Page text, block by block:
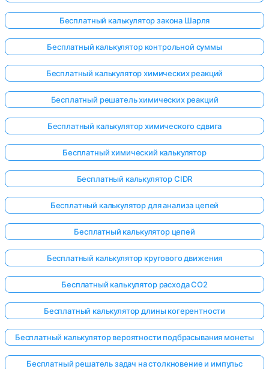
Бесплатный калькулятор закона Шарля
Бесплатный калькулятор контрольной суммы
Бесплатный калькулятор химических реакций
Бесплатный решатель химических реакций
Бесплатный калькулятор химического сдвига
Бесплатный химический калькулятор
Бесплатный калькулятор CIDR
Бесплатный калькулятор для анализа цепей
Бесплатный калькулятор цепей
Бесплатный калькулятор кругового движения
Бесплатный калькулятор расхода CO2
Бесплатный калькулятор длины когерентности
Бесплатный калькулятор вероятности подбрасывания монеты
Бесплатный решатель задач на столкновение и импульс